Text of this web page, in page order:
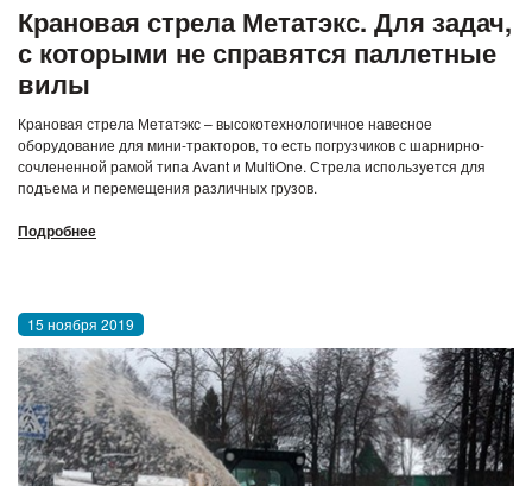
Крановая стрела Метатэкс. Для задач,
с которыми не справятся паллетные
вилы
Крановая стрела Метатэкс – высокотехнологичное навесное
оборудование для мини-тракторов, то есть погрузчиков с шарнирно-
сочлененной рамой типа Avant и MultiOne. Стрела используется для
подъема и перемещения различных грузов.
Подробнее
15 ноября 2019